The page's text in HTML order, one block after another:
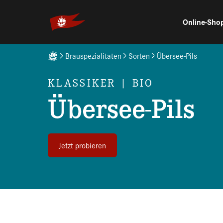
Online-
You are here:
Brauspezialitaten Sorten Übersee-Pils
Übersee-Pils
KLASSIKER | BIO
Jetzt probieren